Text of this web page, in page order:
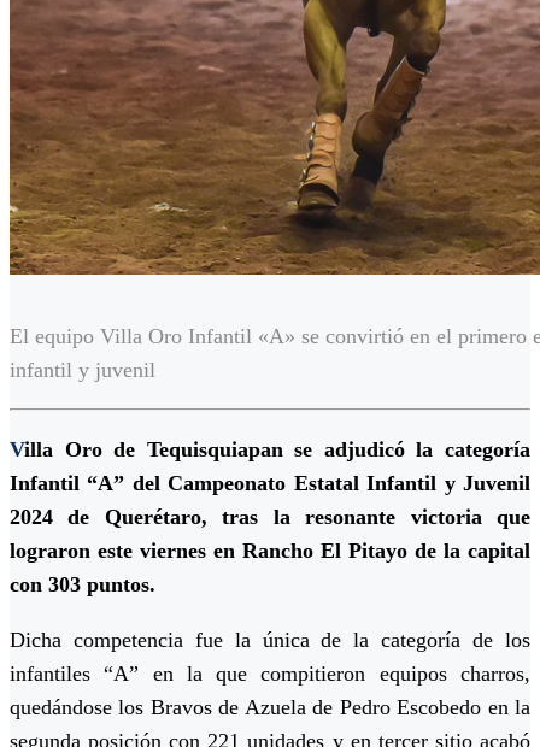
El equipo Villa Oro Infantil «A» se convirtió en el primero
infantil y juvenil
Villa Oro de Tequisquiapan se adjudicó la categoría
Infantil “A” del Campeonato Estatal Infantil y Juvenil
2024 de Querétaro, tras la resonante victoria que
lograron este viernes en Rancho El Pitayo de la capital
con 303 puntos.
Dicha competencia fue la única de la categoría de los
infantiles “A” en la que compitieron equipos charros,
quedándose los Bravos de Azuela de Pedro Escobedo en la
segunda posición con 221 unidades y en tercer sitio acabó